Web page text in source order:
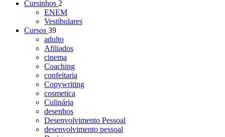
Cursinhos 2
ENEM
Vestibulares
Cursos 39
adulto
Afiliados
cinema
Coaching
confeitaria
Copywriting
cosmetica
Culinária
desenhos
Desenvolvimento Pessoal
desenvolvimento pessoal